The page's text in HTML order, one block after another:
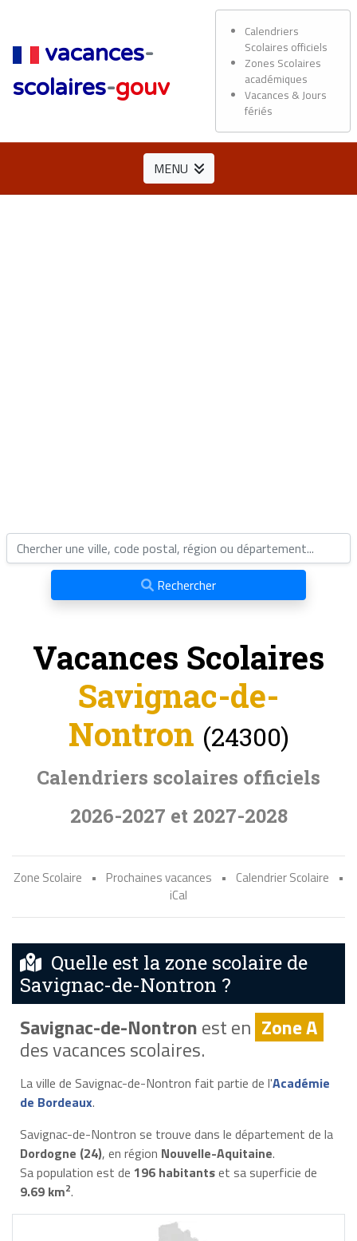
vacances-
scolaires-gouv
Calendriers
Scolaires officiels
Zones Scolaires
académiques
Vacances & Jours
fériés
MENU
Rechercher
Vacances Scolaires
Savignac-de-
Nontron (24300)
Calendriers scolaires officiels
2026-2027 et 2027-2028
Zone Scolaire • Prochaines vacances • Calendrier Scolaire
•
iCal
Quelle est la zone scolaire de
Savignac-de-Nontron ?
Savignac-de-Nontronest en Zone A
des vacances scolaires.
La ville de Savignac-de-Nontron fait partie de l'Académie
de Bordeaux.
Savignac-de-Nontron se trouve dans le département de la
Dordogne (24), en région Nouvelle-Aquitaine.
Sa population est de 196 habitantset sa superficie de
9.69 km2.